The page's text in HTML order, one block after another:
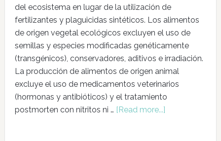
del ecosistema en lugar de la utilización de
fertilizantes y plaguicidas sintéticos. Los alimentos
de origen vegetal ecológicos excluyen el uso de
semillas y especies modificadas genéticamente
(transgénicos), conservadores, aditivos e irradiación.
La producción de alimentos de origen animal
excluye el uso de medicamentos veterinarios
(hormonas y antibióticos) y el tratamiento
postmorten con nitritos ni … [Read more...]